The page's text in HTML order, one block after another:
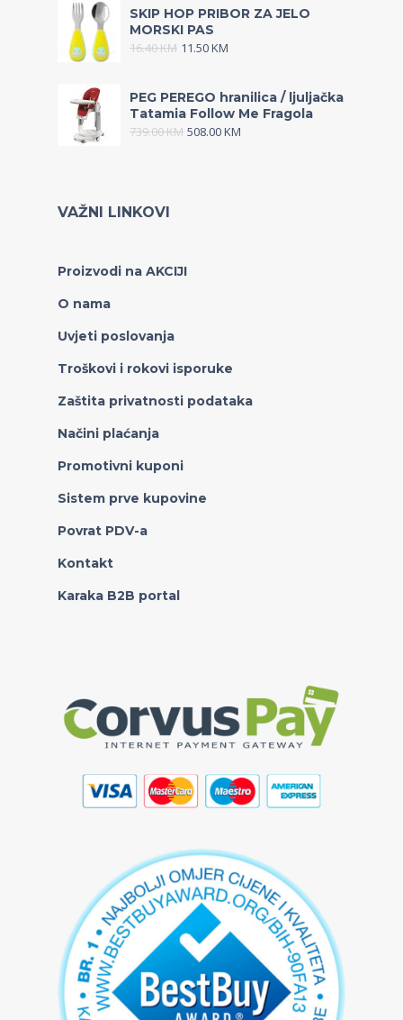
SKIP HOP PRIBOR ZA JELO
MORSKI PAS
16.40KM 11.50KM
PEG PEREGO hranilica / ljuljačka
Tatamia Follow Me Fragola
739.00KM 508.00KM
VAŽNI LINKOVI
Proizvodi na AKCIJI
O nama
Uvjeti poslovanja
Troškovi i rokovi isporuke
Zaštita privatnosti podataka
Načini plaćanja
Promotivni kuponi
Sistem prve kupovine
Povrat PDV-a
Kontakt
Karaka B2B portal